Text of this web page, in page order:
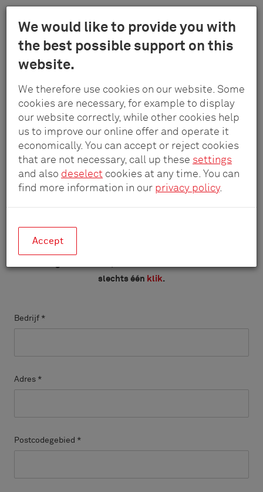
We would like to provide you with
the best possible support on this
website.
We therefore use cookies on our website. Some
cookies are necessary, for example to display
our website correctly, while other cookies help
us to improve our online offer and operate it
economically. You can accept or reject cookies
that are not necessary, call up these settings
and also deselect cookies at any time. You can
find more information in our privacy policy.
Accept
Skip
content
Menu
Schulte
-
GmbH
&
Co.
KG
Nieuwsbrief
Altijd een stap vooruit.
Actuele inzichten in
productinnovaties,
exclusieve beurs-highlights en
boeiende inzichten rechtstreeks
van Schulte – Elektrotechnik.
slechts één klik.
Bedrijf *
Adres *
Postcodegebied *